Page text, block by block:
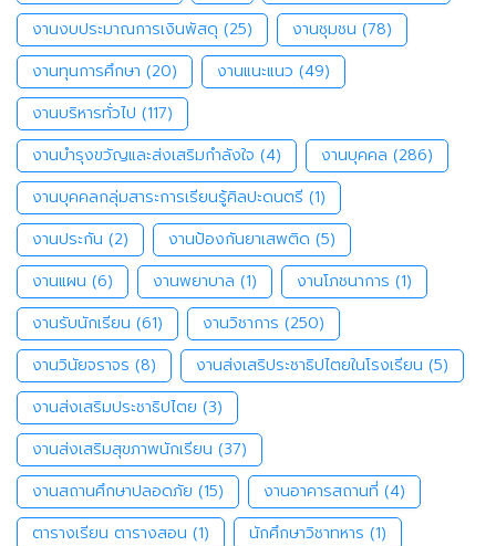
งานงบประมาณการเงินพัสดุ (25) งานชุมชน (78)
งานทุนการศึกษา (20) งานแนะแนว (49)
งานบริหารทั่วไป (117)
งานบำรุงขวัญและส่งเสริมกำลังใจ (4) งานบุคคล (286)
งานบุคคลกลุ่มสาระการเรียนรู้ศิลปะดนตรี (1)
งานประกัน (2) งานป้องกันยาเสพติด (5)
งานแผน (6) งานพยาบาล (1) งานโภชนาการ (1)
งานรับนักเรียน (61) งานวิชาการ (250)
งานวินัยจราจร (8) งานส่งเสริประชาธิปไตยในโรงเรียน (5)
งานส่งเสริมประชาธิปไตย (3)
งานส่งเสริมสุขภาพนักเรียน (37)
งานสถานศึกษาปลอดภัย (15) งานอาคารสถานที่ (4)
ตารางเรียน ตารางสอน (1) นักศึกษาวิชาทหาร (1)